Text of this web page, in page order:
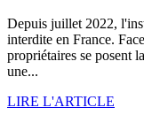
Depuis juillet 2022,
interdite en France.
propriétaires se posent
une...
LIRE L'ARTICLE